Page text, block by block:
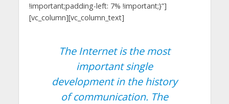
!important;padding-left: 7% !important;}”]
[vc_column][vc_column_text]
The Internet is the most
important single
development in the history
of communication. The